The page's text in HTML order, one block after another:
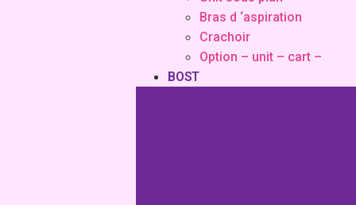
Bras d ‘aspiration
Crachoir
Option – unit – cart –
BOST